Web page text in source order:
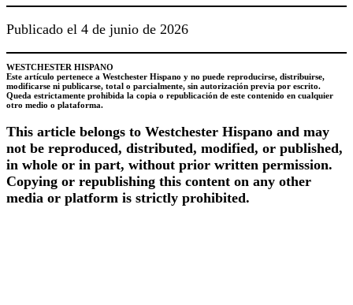
Publicado el 4 de junio de 2026
WESTCHESTER HISPANO
Este artículo pertenece a Westchester Hispano y no puede reproducirse, distribuirse,
modificarse ni publicarse, total o parcialmente, sin autorización previa por escrito.
Queda estrictamente prohibida la copia o republicación de este contenido en cualquier
otro medio o plataforma.
This article belongs to Westchester Hispano and may
not be reproduced, distributed, modified, or published,
in whole or in part, without prior written permission.
Copying or republishing this content on any other
media or platform is strictly prohibited.